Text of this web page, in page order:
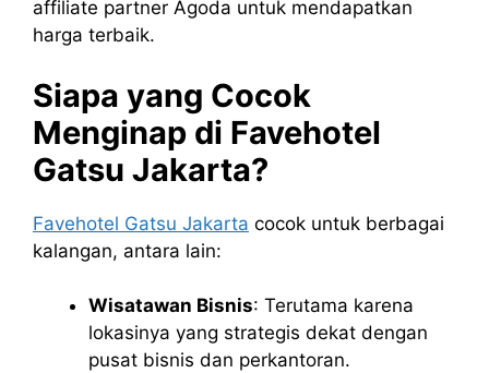
affiliate partner Agoda untuk mendapatkan
harga terbaik.
Siapa yang Cocok
Menginap di Favehotel
Gatsu Jakarta?
Favehotel Gatsu Jakarta cocok untuk berbagai
kalangan, antara lain:
Wisatawan Bisnis: Terutama karena
lokasinya yang strategis dekat dengan
pusat bisnis dan perkantoran.